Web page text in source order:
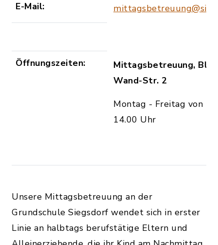
E-Mail:
Öffnungszeiten:
Mittagsbetreuung,
Wand-Str. 2
Montag - Freitag von
14.00 Uhr
Unsere Mittagsbetreuung an der
Grundschule Siegsdorf wendet sich in erster
Linie an halbtags berufstätige Eltern und